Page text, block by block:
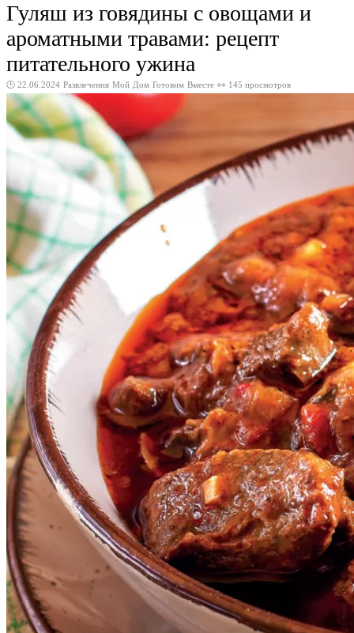
Гуляш из говядины с овощами и
ароматными травами: рецепт
питательного ужина
🕑 22.06.2024 Развлечения Мой Дом Готовим Вместе 👀 145 просмотров